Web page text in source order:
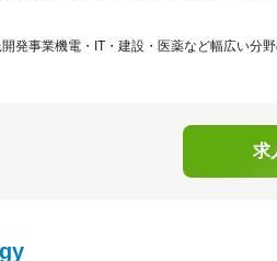
発事業機電・IT・建設・医薬など幅広い分
求